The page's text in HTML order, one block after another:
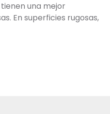
una mejor
En superficies rugosas,